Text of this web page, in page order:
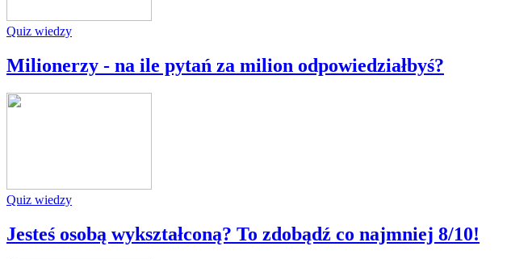
Quiz wiedzy
Milionerzy - na ile pytań za milion odpowiedziałbyś?
Quiz wiedzy
Jesteś osobą wykształconą? To zdobądź co najmniej 8/10!